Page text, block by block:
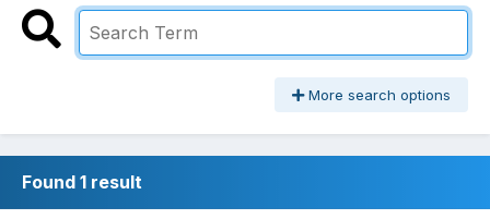
More search options
Found 1 result